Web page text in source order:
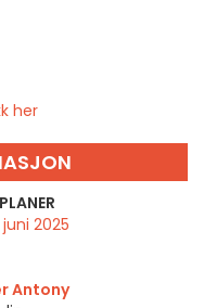
her
2025
Antony